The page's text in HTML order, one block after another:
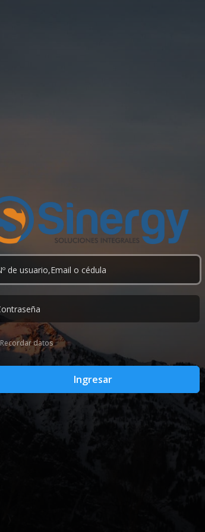
Recordar datos
Ingresar